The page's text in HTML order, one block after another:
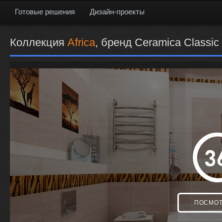
Готовые решения Дизайн-проекты
Коллекция Africa, бренд Ceramica Classic